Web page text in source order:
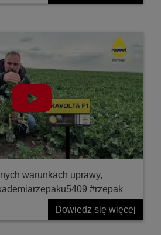
warunkach uprawy,
#rzepak
Dowiedz się więcej